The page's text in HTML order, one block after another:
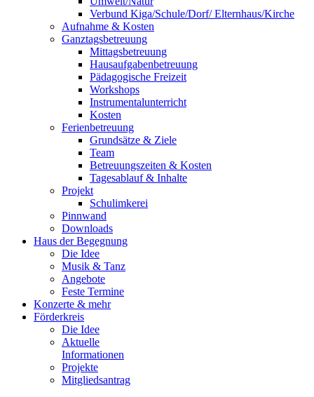
Verbund Kiga/Schule/Dorf/ Elternhaus/Kirche
Aufnahme & Kosten
Ganztagsbetreuung
Mittagsbetreuung
Hausaufgabenbetreuung
Pädagogische Freizeit
Workshops
Instrumentalunterricht
Kosten
Ferienbetreuung
Grundsätze & Ziele
Team
Betreuungszeiten & Kosten
Tagesablauf & Inhalte
Projekt
Schulimkerei
Pinnwand
Downloads
Haus der Begegnung
Die Idee
Musik & Tanz
Angebote
Feste Termine
Konzerte & mehr
Förderkreis
Die Idee
Aktuelle
Informationen
Projekte
Mitgliedsantrag